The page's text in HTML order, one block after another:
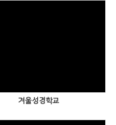
겨울성경학교